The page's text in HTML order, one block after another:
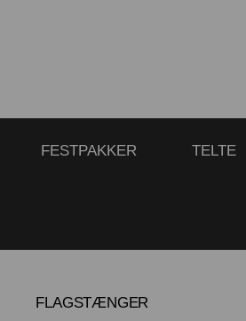
FESTPAKKER TELTE
FLAGSTÆNGER